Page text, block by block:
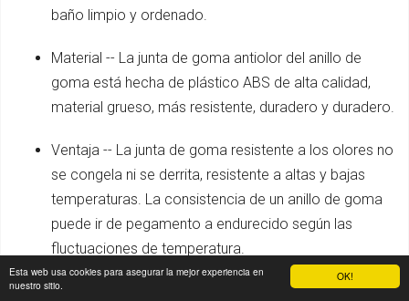
OK!
Esta web usa cookies para asegurar la mejor experiencia en
nuestro sitio.
baño limpio y ordenado.
Material -- La junta de goma antiolor del anillo de
goma está hecha de plástico ABS de alta calidad,
material grueso, más resistente, duradero y duradero.
Ventaja -- La junta de goma resistente a los olores no
se congela ni se derrita, resistente a altas y bajas
temperaturas. La consistencia de un anillo de goma
puede ir de pegamento a endurecido según las
fluctuaciones de temperatura.
Fácil de Usar -- Fácil instalación del anillo de sellado